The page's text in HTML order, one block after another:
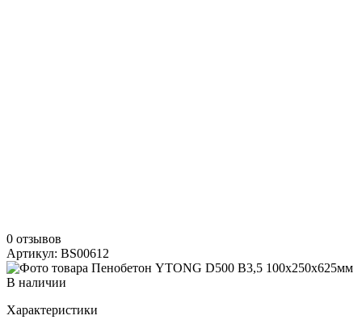
0 отзывов
Артикул: BS00612
В наличии
Характеристики